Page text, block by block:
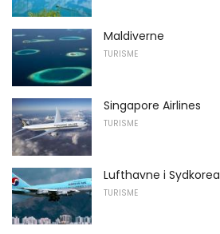
Maldiverne
TURISME
Singapore Airlines
TURISME
Lufthavne i Sydkorea
TURISME